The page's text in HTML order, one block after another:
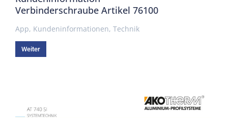
Verbinderschraube Artikel 76100
App, Kundeninformationen, Technik
Weiter